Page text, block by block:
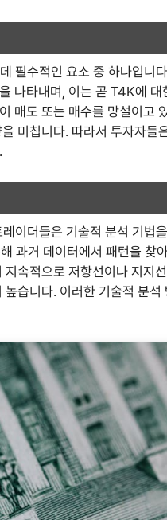
필수적인 요소 중 하나입니
나타내며, 이는 곧 T4K에
매도 또는 매수를 망설이고
미칩니다. 따라서 투자자들
이더들은 기술적 분석 기법
과거 데이터에서 패턴을 찾
속적으로 저항선이나 지지
습니다. 이러한 기술적 분